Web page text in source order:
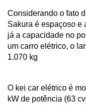
Considerando o fato
Sakura é espaçoso e
já a capacidade no
um carro elétrico, o
1.070 kg
O kei car elétrico é
kW de potência (63